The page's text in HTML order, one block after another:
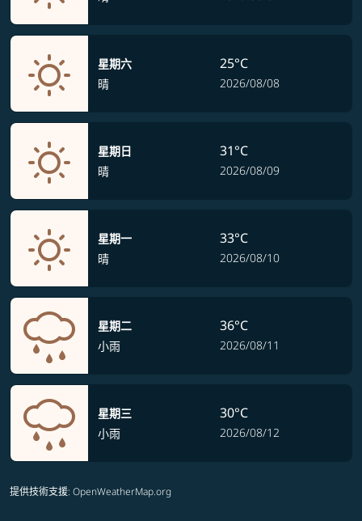
星期六
晴
25°C
2026/08/08
星期日
晴
31°C
2026/08/09
星期一
晴
33°C
2026/08/10
星期二
小雨
36°C
2026/08/11
星期三
小雨
30°C
2026/08/12
提供技術支援: OpenWeatherMap.org